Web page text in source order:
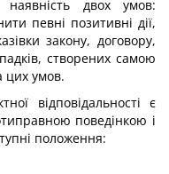
наявність двох умов:
певні позитивні дії,
закону, договору,
створених самою
цих умов.
відповідальності є
поведінкою і
положення: